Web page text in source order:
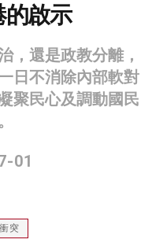
的啟示
，還是政教分離，
日不消除內部軟對
聚民心及調動國民
01
突